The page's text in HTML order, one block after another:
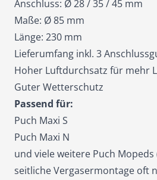
Anschluss: Ø 28 / 35 / 45 mm
Maße: Ø 85 mm
Länge: 230 mm
Lieferumfang inkl. 3
Hoher Luftdurchsatz für mehr
Guter Wetterschutz
Passend für:
Puch Maxi S
Puch Maxi N
und viele weitere Puch
seitliche Vergasermontage oft